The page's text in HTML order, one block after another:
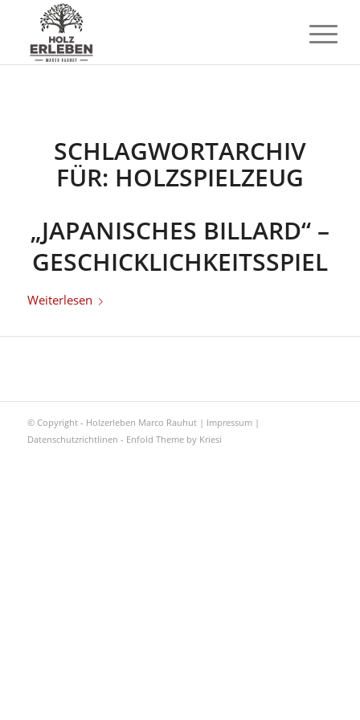
SCHLAGWORTARCHIV
FÜR: HOLZSPIELZEUG
„JAPANISCHES BILLARD“ –
GESCHICKLICHKEITSSPIEL
Weiterlesen
© Copyright - Holzerleben Marco Rauhut | Impressum|
Datenschutzrichtlinen - Enfold Theme by Kriesi